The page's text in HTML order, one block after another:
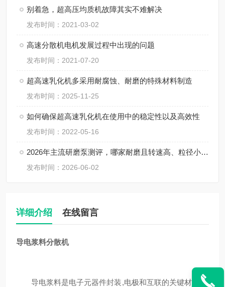
别着急，超高压均质机故障其实不难解决
发布时间：2021-03-02
高速分散机电机发展过程中出现的问题
发布时间：2021-07-20
超高速乳化机多采用耐腐蚀、耐磨的特殊材料制造
发布时间：2025-11-25
如何确保超高速乳化机在使用中的稳定性以及高效性
发布时间：2022-05-16
2026年主流研磨泵测评，哪家耐磨且转速高、粒径小、间隙小、精度高、线速度高、剪切力强？
发布时间：2026-06-02
详细介绍 在线留言
导电浆料分散机
导电浆料是电子元器件封装,电极和互联的关键材料,主